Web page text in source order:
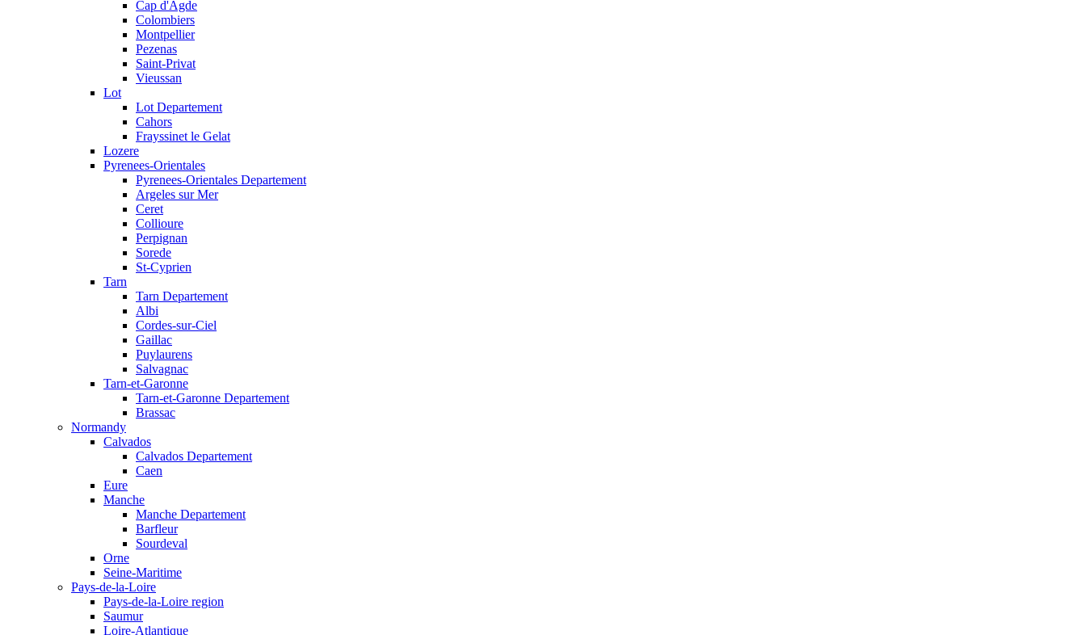
Cap d'Agde
Colombiers
Montpellier
Pezenas
Saint-Privat
Vieussan
Lot
Lot Departement
Cahors
Frayssinet le Gelat
Lozere
Pyrenees-Orientales
Pyrenees-Orientales Departement
Argeles sur Mer
Ceret
Collioure
Perpignan
Sorede
St-Cyprien
Tarn
Tarn Departement
Albi
Cordes-sur-Ciel
Gaillac
Puylaurens
Salvagnac
Tarn-et-Garonne
Tarn-et-Garonne Departement
Brassac
Normandy
Calvados
Calvados Departement
Caen
Eure
Manche
Manche Departement
Barfleur
Sourdeval
Orne
Seine-Maritime
Pays-de-la-Loire
Pays-de-la-Loire region
Saumur
Loire-Atlantique